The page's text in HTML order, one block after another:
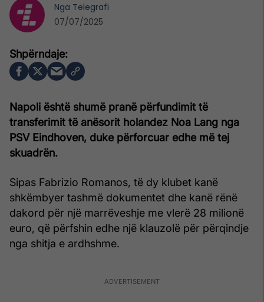
Napoli është shumë pranë përfundimit të
transferimit të anësorit holandez Noa Lang nga
PSV Eindhoven, duke përforcuar edhe më tej
skuadrën.
Sipas Fabrizio Romanos, të dy klubet kanë
shkëmbyer tashmë dokumentet dhe kanë rënë
dakord për një marrëveshje me vlerë 28 milionë
euro, që përfshin edhe një klauzolë për përqindje
nga shitja e ardhshme.
Nga Telegrafi
07/07/2025